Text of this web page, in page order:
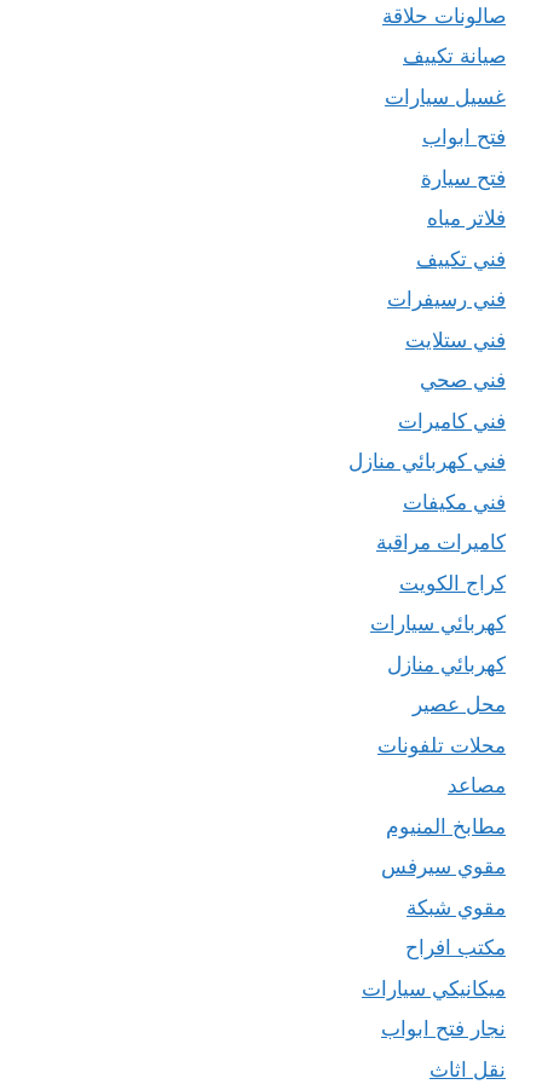
صالونات حلاقة
صيانة تكييف
غسيل سيارات
فتح ابواب
فتح سيارة
فلاتر مياه
فني تكييف
فني رسيفرات
فني ستلايت
فني صحي
فني كاميرات
فني كهربائي منازل
فني مكيفات
كاميرات مراقبة
كراج الكويت
كهربائي سيارات
كهربائي منازل
محل عصير
محلات تلفونات
مصاعد
مطابخ المنيوم
مقوي سيرفس
مقوي شبكة
مكتب افراح
ميكانيكي سيارات
نجار فتح ابواب
نقل اثاث